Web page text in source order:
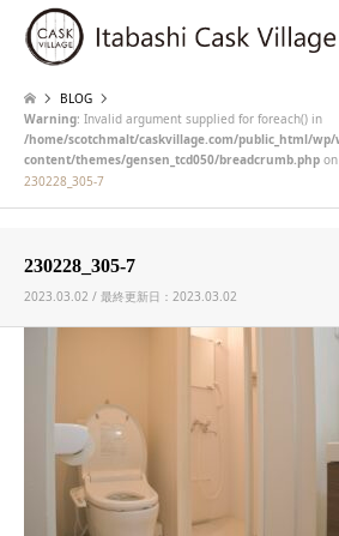
BLOG
Warning: Invalid argument supplied for foreach() in
/home/scotchmalt/caskvillage.com/public_html/wp/
content/themes/gensen_tcd050/breadcrumb.php
230228_305-7
230228_305-7
2023.03.02 / 最終更新日：2023.03.02